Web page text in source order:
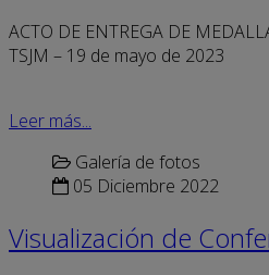
ACTO DE ENTREGA DE
TSJM – 19 de mayo de 2023
Leer más...
Galería de fotos
05 Diciembre 2022
Visualización de